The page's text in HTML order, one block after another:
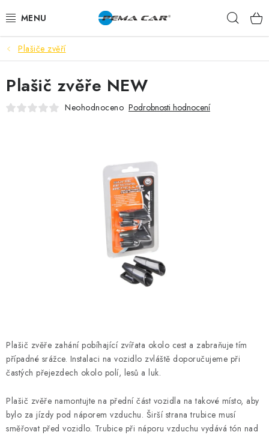
na
NOVINKY
DOPRODEJ
AUTODOPLŇKY
O nás Doprava Značky Kontakty
Reklamace
Plašiče zvěří
Plašič zvěře zahání pobíhající zvířata okolo cest a zabraňuje tím
případné srážce. Instalaci na vozidlo zvláště doporučujeme při
častých přejezdech okolo polí, lesů a luk.
Plašič zvěře namontujte na přední část vozidla na takové místo, aby
bylo za jízdy pod náporem vzduchu. Širší strana trubice musí
směřovat před vozidlo. Trubice při náporu vzduchu vydává tón nad
Plašič zvěře NEW
Neohodnoceno Podrobnosti hodnocení